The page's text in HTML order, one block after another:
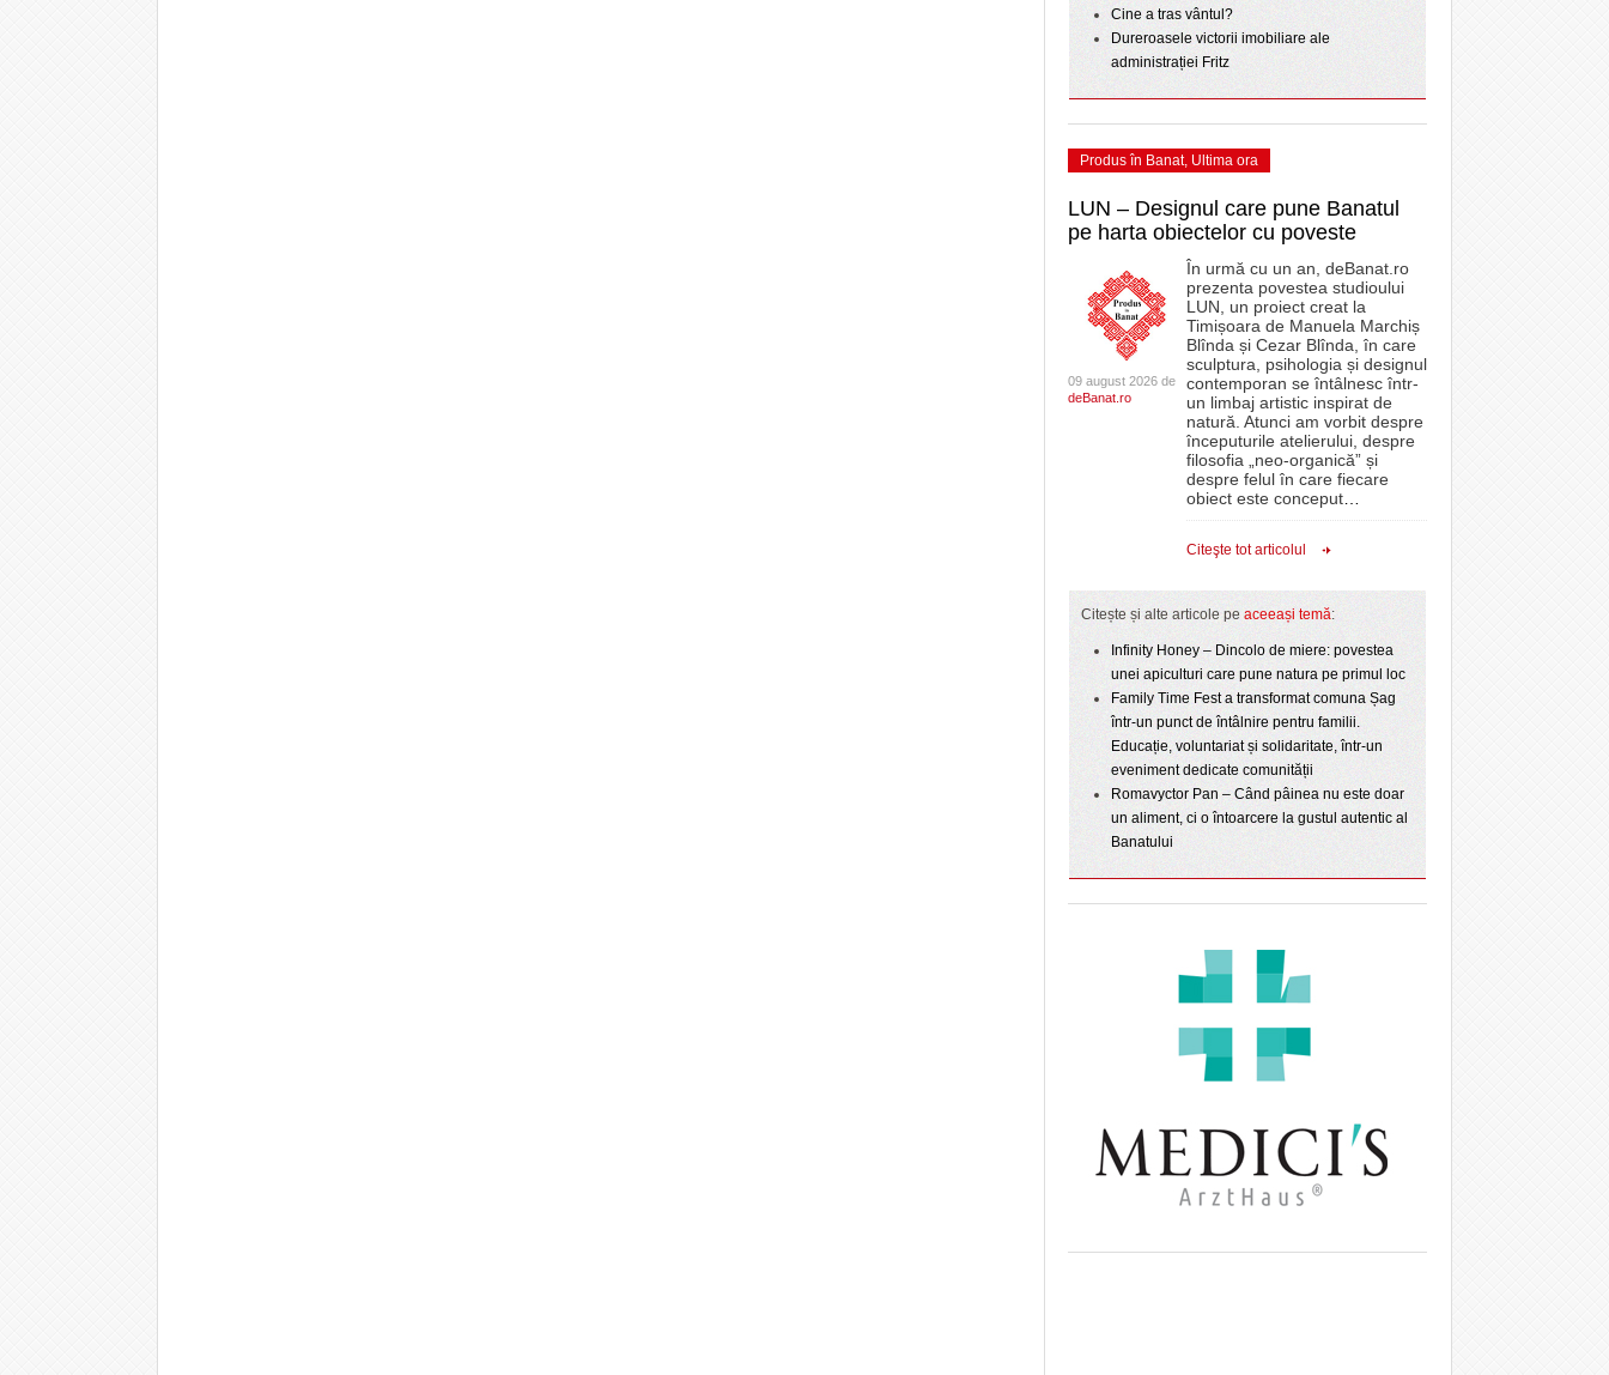
Cine a tras vântul?
Dureroasele victorii imobiliare ale
administrației Fritz
Produs în Banat, Ultima ora
LUN – Designul care pune Banatul
pe harta obiectelor cu poveste
09 august 2026 de
deBanat.ro
În urmă cu un an, deBanat.ro
prezenta povestea studioului
LUN, un proiect creat la
Timișoara de Manuela Marchiș
Blînda și Cezar Blînda, în care
sculptura, psihologia și designul
contemporan se întâlnesc într-
un limbaj artistic inspirat de
natură. Atunci am vorbit despre
începuturile atelierului, despre
filosofia „neo-organică” și
despre felul în care fiecare
obiect este conceput
Citeşte tot articolul
Citește și alte articole pe aceeași temă:
Infinity Honey – Dincolo de miere: povestea
unei apiculturi care pune natura pe primul loc
Family Time Fest a transformat comuna Șag
într-un punct de întâlnire pentru familii.
Educație, voluntariat și solidaritate, într-un
eveniment dedicate comunității
Romavyctor Pan – Când pâinea nu este doar
un aliment, ci o întoarcere la gustul autentic al
Banatului